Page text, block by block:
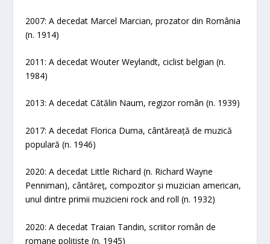
2007: A decedat Marcel Marcian, prozator din România
(n. 1914)
2011: A decedat Wouter Weylandt, ciclist belgian (n.
1984)
2013: A decedat Cătălin Naum, regizor român (n. 1939)
2017: A decedat Florica Duma, cântăreață de muzică
populară (n. 1946)
2020: A decedat Little Richard (n. Richard Wayne
Penniman), cântăreț, compozitor și muzician american,
unul dintre primii muzicieni rock and roll (n. 1932)
2020: A decedat Traian Tandin, scriitor român de
romane polițiste (n. 1945)